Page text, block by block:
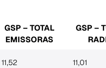
GSP – TOTAL
EMISSORAS
GSP –
11,52 11,01